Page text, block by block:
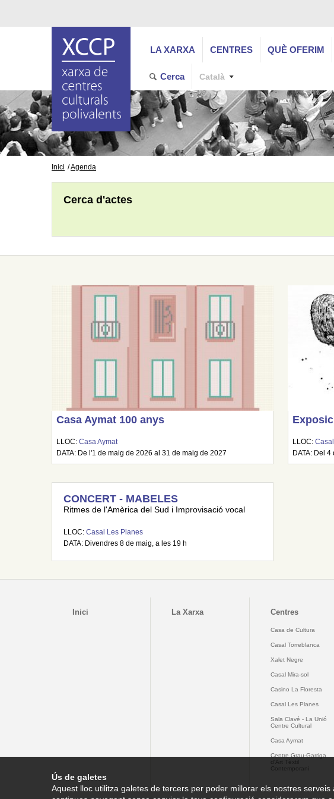
Ús de galetes
Aquest lloc utilitza galetes de tercers per poder millorar els nostres
LA XARXA CENTRES QUÈ OFERIM
Cerca Català
Inici Agenda
Cerca d'actes
Casa Aymat 100 anys
LLOC:Casa Aymat
DATA: De l'1 de maig de 2026 al 31 de maig de 2027
LLOC:
DATA: Del
CONCERT - MABELES
Ritmes de l'Amèrica del Sud i Improvisació vocal
LLOC: Casal Les Planes
DATA: Divendres 8 de maig, a les 19 h
Inici La Xarxa Centres
Casa de Cultura
Casal Torreblanca
Xalet Negre
Casal Mira-sol
Casino La Floresta
Casal Les Planes
Sala Clavé - La Unió
Centre Cultural
Casa Aymat
Centre Grau-Garriga
d'Art Tèxtil
Contemporani